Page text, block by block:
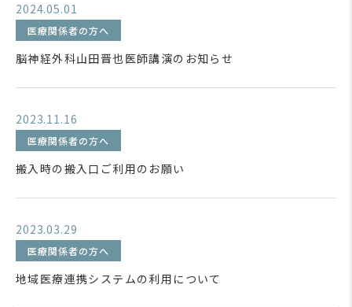
2024.05.01
医療関係者の方へ
脳神経外科山田晋也医師講演のお知らせ
2023.11.16
医療関係者の方へ
搬入時の搬入口ご利用のお願い
2023.03.29
医療関係者の方へ
地域医療連携システムの利用について